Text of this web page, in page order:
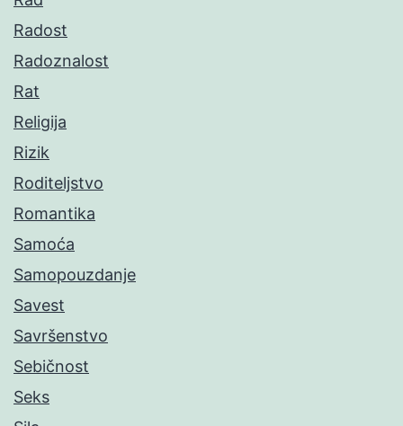
Radost
Radoznalost
Rat
Religija
Rizik
Roditeljstvo
Romantika
Samoća
Samopouzdanje
Savest
Savršenstvo
Sebičnost
Seks